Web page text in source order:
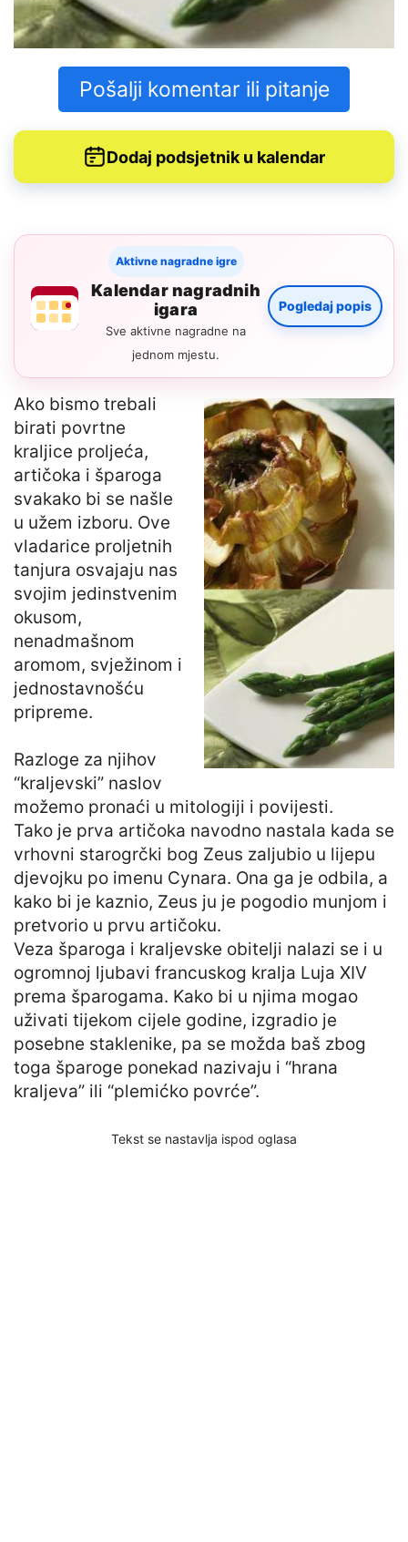
Pošalji komentar ili pitanje
Dodaj podsjetnik u kalendar
Aktivne nagradne igre
Kalendar nagradnih
igara
Sve aktivne nagradne na
jednom mjestu.
Pogledaj popis
Ako bismo trebali
birati povrtne
kraljice proljeća,
artičoka i šparoga
svakako bi se našle
u užem izboru. Ove
vladarice proljetnih
tanjura osvajaju nas
svojim jedinstvenim
okusom,
nenadmašnom
aromom, svježinom i
jednostavnošću
pripreme.
Razloge za njihov
“kraljevski” naslov
možemo pronaći u mitologiji i povijesti.
Tako je prva artičoka navodno nastala kada se
vrhovni starogrčki bog Zeus zaljubio u lijepu
djevojku po imenu Cynara. Ona ga je odbila, a
kako bi je kaznio, Zeus ju je pogodio munjom i
pretvorio u prvu artičoku.
Veza šparoga i kraljevske obitelji nalazi se i u
ogromnoj ljubavi francuskog kralja Luja XIV
prema šparogama. Kako bi u njima mogao
uživati tijekom cijele godine, izgradio je
posebne staklenike, pa se možda baš zbog
toga šparoge ponekad nazivaju i “hrana
kraljeva” ili “plemićko povrće”.
Tekst se nastavlja ispod oglasa